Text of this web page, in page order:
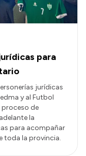
para
jurídicas
y al Futbol
proceso de
la
para acompañar
toda la provincia.